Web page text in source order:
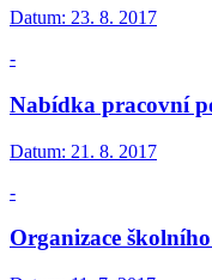
Datum: 23. 8. 2017
-
Nabídka pracovní
Datum: 21. 8. 2017
-
Organizace